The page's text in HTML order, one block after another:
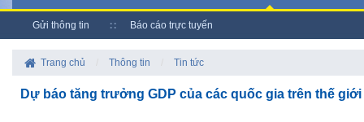
Gửi thông tin Báo cáo trực tuyến
Trang chủ Thông tin Tin tức
Dự báo tăng trưởng GDP của các quốc gia trên thế giới